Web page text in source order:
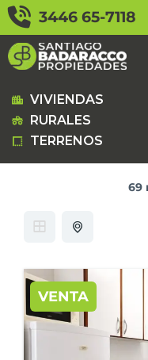
contenido
3446 65-7118
VIVIENDAS
RURALES
TERRENOS
69
VENTA